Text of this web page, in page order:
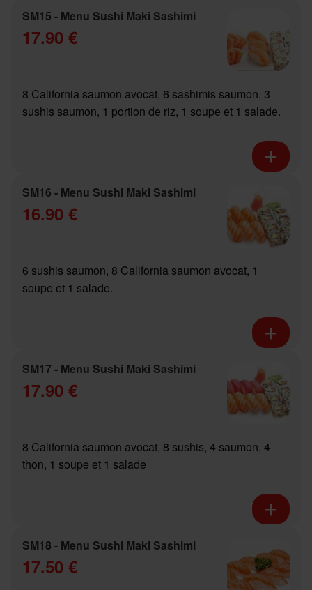
SM15 - Menu Sushi Maki Sashimi
17.90 €
8 California saumon avocat, 6 sashimis saumon, 3
sushis saumon, 1 portion de riz, 1 soupe et 1 salade.
SM16 - Menu Sushi Maki Sashimi
16.90 €
6 sushis saumon, 8 California saumon avocat, 1
soupe et 1 salade.
SM17 - Menu Sushi Maki Sashimi
17.90 €
8 California saumon avocat, 8 sushis, 4 saumon, 4
thon, 1 soupe et 1 salade
SM18 - Menu Sushi Maki Sashimi
17.50 €